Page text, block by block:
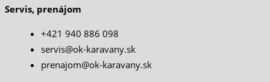
Servis, prenájom
+421 940 886 098
servis@ok-karavany.sk
prenajom@ok-karavany.sk